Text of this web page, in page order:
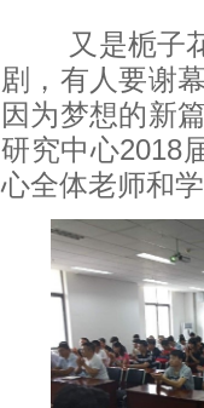
又是栀子花
剧，有人要谢
因为梦想的新
研究中心2018
心全体老师和